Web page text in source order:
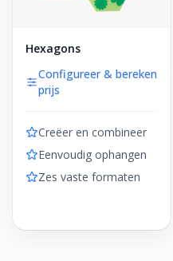
Hexagons
Configureer & bereken
prijs
Creëer en combineer
Eenvoudig ophangen
Zes vaste formaten